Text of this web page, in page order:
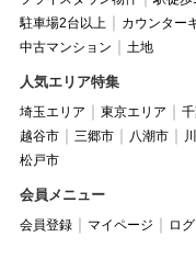
駐車場2台以上
カウンター
中古マンション
土地
人気エリア特集
埼玉エリア 東京エリア
越谷市
三郷市 八潮市
松戸市
会員メニュー
会員登録 マイページ ロ